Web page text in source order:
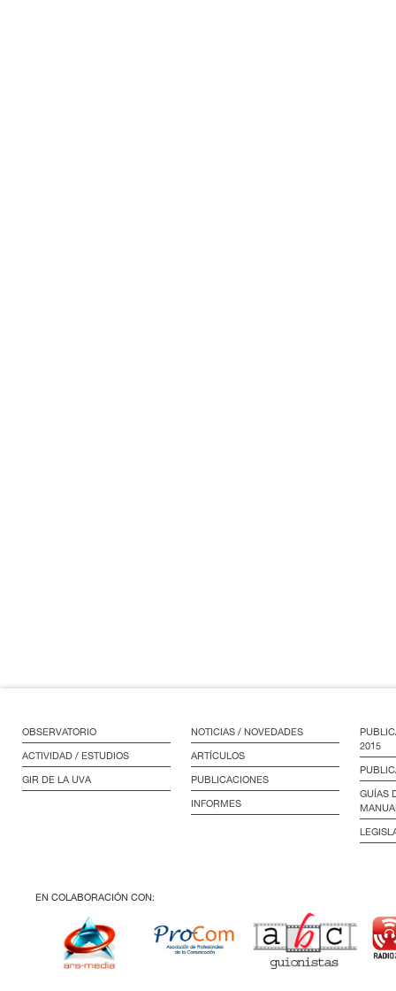
OBSERVATORIO
ACTIVIDAD / ESTUDIOS
GIR DE LA UVA
NOTICIAS / NOVEDADES
ARTÍCULOS
PUBLICACIONES
INFORMES
2015
GUÍAS
EN COLABORACIÓN CON: